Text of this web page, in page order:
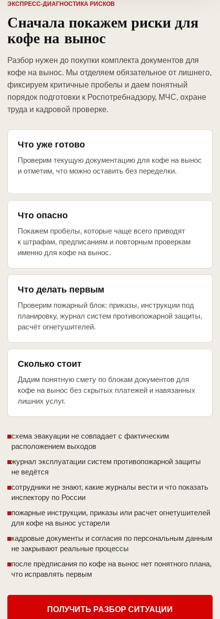
ЭКСПРЕСС-ДИАГНОСТИКА РИСКОВ
Сначала покажем риски для
кофе на вынос
Разбор нужен до покупки комплекта документов для
кофе на вынос. Мы отделяем обязательное от лишнего,
фиксируем критичные пробелы и даем понятный
порядок подготовки к Роспотребнадзору, МЧС, охране
труда и кадровой проверке.
Что уже готово
Проверим текущую документацию для кофе на вынос
и отметим, что можно оставить без переделки.
Что опасно
Покажем пробелы, которые чаще всего приводят
к штрафам, предписаниям и повторным проверкам
именно для кофе на вынос.
Что делать первым
Проверим пожарный блок: приказы, инструкции под
планировку, журнал систем противопожарной защиты,
расчёт огнетушителей.
Сколько стоит
Дадим понятную смету по блокам документов для
кофе на вынос без скрытых платежей и навязанных
лишних услуг.
схема эвакуации не совпадает с фактическим
расположением выходов
журнал эксплуатации систем противопожарной защиты
не ведётся
сотрудники не знают, какие журналы вести и что показать
инспектору по России
пожарные инструкции, приказы или расчет огнетушителей
для кофе на вынос устарели
кадровые документы и согласия по персональным данным
не закрывают реальные процессы
после предписания по кофе на вынос нет понятного плана,
что исправлять первым
ПОЛУЧИТЬ РАЗБОР СИТУАЦИИ